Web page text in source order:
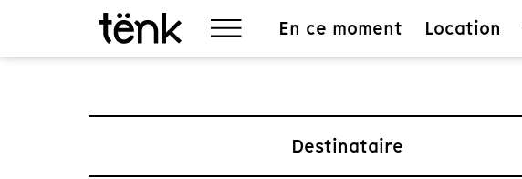
En ce moment Location
Destinataire